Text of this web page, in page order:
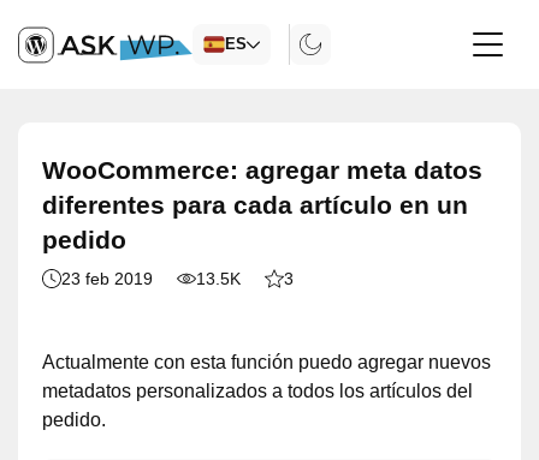
ES
WooCommerce: agregar meta datos
diferentes para cada artículo en un
pedido
23 feb 2019 13.5K 3
Actualmente con esta función puedo agregar nuevos
metadatos personalizados a todos los artículos del
pedido.